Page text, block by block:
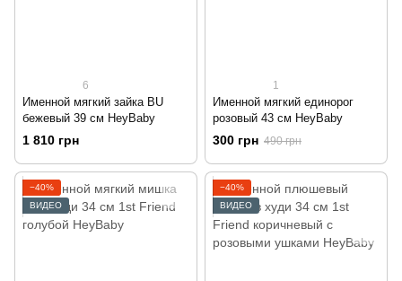
6
Именной мягкий зайка BU
бежевый 39 см HeyBaby
1 810 грн
1
Именной мягкий единорог
розовый 43 см HeyBaby
300 грн 490 грн
−40%
ВИДЕО
−40%
ВИДЕО